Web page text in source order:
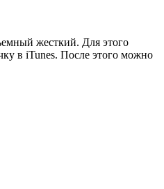
жесткий. Для этого
в iTunes. После этого можно